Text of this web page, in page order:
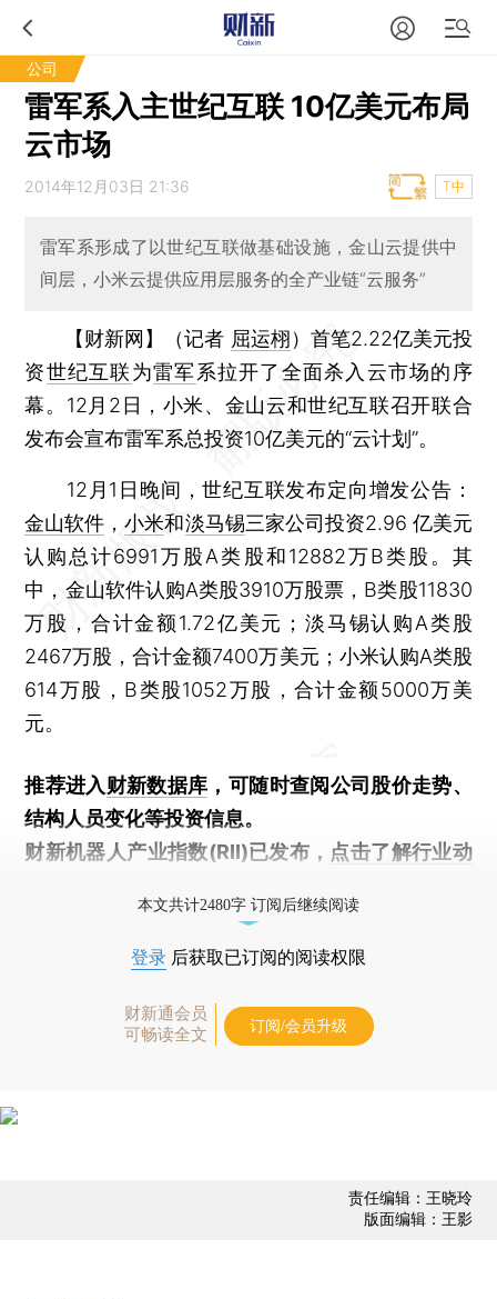
公司
雷军系入主世纪互联 10亿美元布局
云市场
2014年12月03日 21:36 T中
雷军系形成了以世纪互联做基础设施，金山云提供中
间层，小米云提供应用层服务的全产业链“云服务”
【财新网】（记者 屈运栩） 首笔2.22亿美元投
资世纪互联为雷军系拉开了全面杀入云市场的序
幕。12月2日，小米、金山云和世纪互联召开联合
发布会宣布雷军系总投资10亿美元的“云计划”。
12月1日晚间，世纪互联发布定向增发公告：
金山软件 ，小米和淡马锡三家公司投资2.96 亿美元
认购总计6991万股A类股和12882万B类股。其
中，金山软件认购A类股3910万股票，B类股11830
万股，合计金额1.72亿美元；淡马锡认购A类股
2467万股，合计金额7400万美元；小米认购A类股
614万股，B类股1052万股，合计金额5000万美
元。
推荐进入财新数据库 ，可随时查阅公司股价走势、
结构人员变化等投资信息。
财新机器人产业指数(RII)已发布， 点击了解行业动
本文共计2480字 订阅后继续阅读
登录 后获取已订阅的阅读权限
财新通会员
可畅读全文
订阅/会员升级
责任编辑：王晓玲
版面编辑：王影